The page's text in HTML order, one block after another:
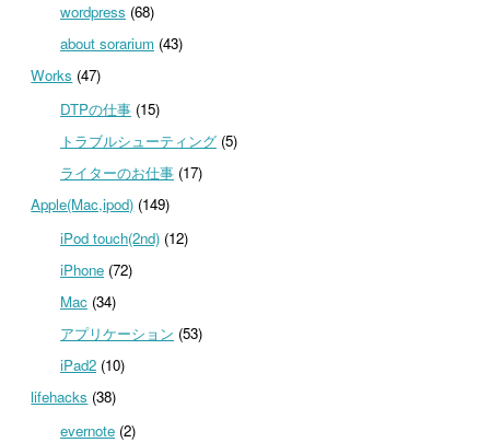
wordpress (68)
about sorarium(43)
Works (47)
DTPの仕事(15)
トラブルシューティング(5)
ライターのお仕事(17)
Apple(Mac,ipod) (149)
iPod touch(2nd)(12)
iPhone(72)
Mac(34)
アプリケーション (53)
iPad2(10)
lifehacks (38)
evernote(2)